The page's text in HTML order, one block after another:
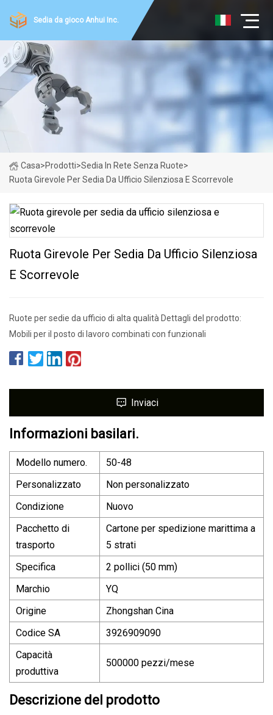
Sedia da gioco Anhui Inc.
Casa>Prodotti>Sedia In Rete Senza Ruote>
Ruota Girevole Per Sedia Da Ufficio Silenziosa E Scorrevole
Ruota Girevole Per Sedia Da Ufficio Silenziosa
E Scorrevole
Ruote per sedie da ufficio di alta qualità Dettagli del prodotto:
Mobili per il posto di lavoro combinati con funzionali
Inviaci
Informazioni basilari.
Modello numero.
50-48
Personalizzato
Non personalizzato
Condizione
Nuovo
Pacchetto di
trasporto
Cartone per spedizione marittima a
5 strati
Specifica
2 pollici (50 mm)
Marchio
YQ
Origine
Zhongshan Cina
Codice SA
3926909090
Capacità
produttiva
500000 pezzi/mese
Descrizione del prodotto